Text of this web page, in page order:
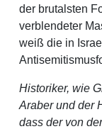
der brutalsten
verblendeter
weiß die in
Historiker, wie
Araber und der
dass der von